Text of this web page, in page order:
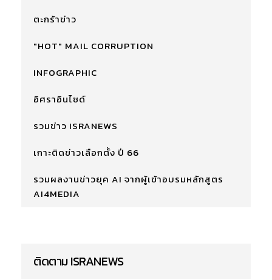
ตะกร้าข่าว
"HOT" MAIL CORRUPTION
INFOGRAPHIC
อิศราอินไซด์
รวมข่าว ISRANEWS
เกาะติดข่าวเลือกตั้ง ปี 66
รวมผลงานข่าวยุค AI จากผู้เข้าอบรมหลักสูตร
AI4MEDIA
ติดตาม ISRANEWS